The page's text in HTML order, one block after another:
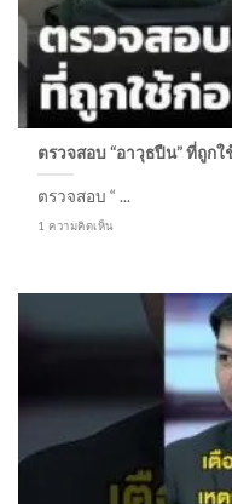
ตรวจสอบ “อาวุธปืน” ที่ถูก
ตรวจสอบ “ ...
1 ความคิดเห็น